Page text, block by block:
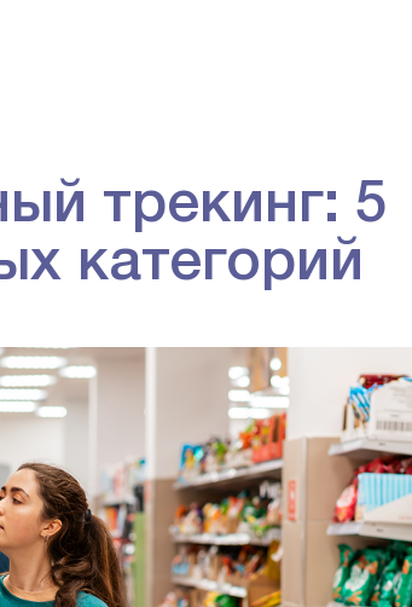
трекинг: 5
категорий